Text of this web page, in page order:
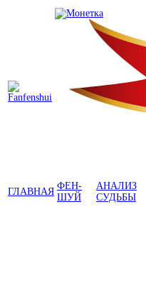
ГЛАВНАЯ
ФЕН-
ШУЙ
АНАЛИЗ
СУДЬБЫ